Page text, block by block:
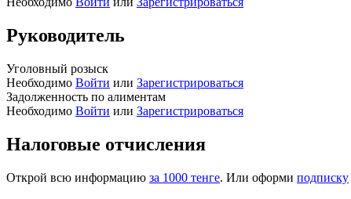
Руководитель
Уголовный розыск
Необходимо Войти или Зарегистрироваться
Задолженность по алиментам
Необходимо Войти или Зарегистрироваться
Налоговые отчисления
Открой всю информацию за 1000 тенге. Или оформи подписку